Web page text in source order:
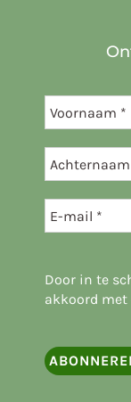
Door in te
akkoord met